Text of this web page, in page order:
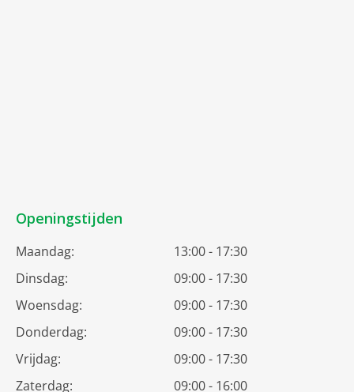
Openingstijden
Maandag:
13:00 - 17:30
Dinsdag:
09:00 - 17:30
Woensdag:
09:00 - 17:30
Donderdag:
09:00 - 17:30
Vrijdag:
09:00 - 17:30
Zaterdag:
09:00 - 16:00